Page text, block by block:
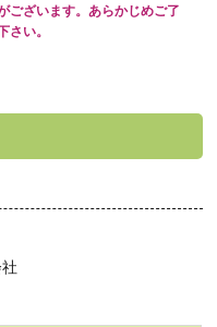
ございます。あらかじめご了
さい。